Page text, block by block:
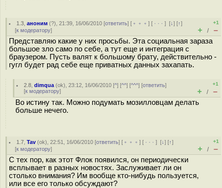
1.3 ,аноним (?), 21:39, 16/06/2010 [ответить] [ ﹢﹢﹢] [ · · ·][↓] [↑]
[к модератору]
+1
+ / –
Представляю какие у них просьбы. Эта социальная зараза
большое зло само по себе, а тут еще и интеграция с
браузером. Пусть валят к большому брату, действительно -
гугл будет рад себе еще приватных данных захапать.
2.8 ,dimqua (ok), 23:12, 16/06/2010 [^] [^^] [^^^] [ответить]
[к модератору]
+1
+ / –
Во истину так. Можно подумать мозилловцам делать
больше нечего.
1.7 ,Tav (ok), 22:51, 16/06/2010 [ответить] [ ﹢﹢﹢] [ · · ·][↓] [↑]
[к модератору]
+1
+ / –
С тех пор, как этот Флок появился, он периодически
всплывает в разных новостях. Заслуживает ли он
столько внимания? Им вообще кто-нибудь пользуется,
или все его только обсуждают?